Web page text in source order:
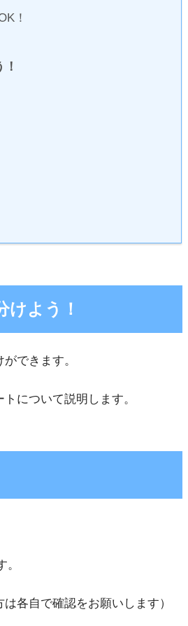
！
よう！
できます。
について説明します。
各自で確認をお願いします）